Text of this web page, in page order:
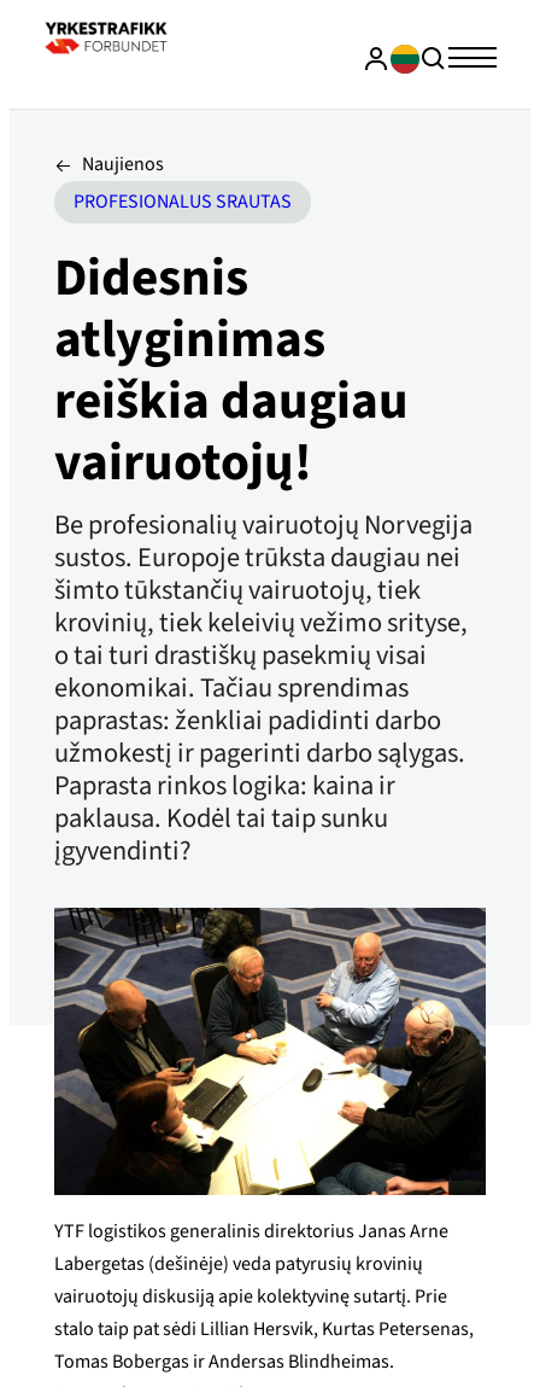
Naujienos
PROFESIONALUS SRAUTAS
Didesnis
atlyginimas
reiškia daugiau
vairuotojų!
Be profesionalių vairuotojų Norvegija
sustos. Europoje trūksta daugiau nei
šimto tūkstančių vairuotojų, tiek
krovinių, tiek keleivių vežimo srityse,
o tai turi drastiškų pasekmių visai
ekonomikai. Tačiau sprendimas
paprastas: ženkliai padidinti darbo
užmokestį ir pagerinti darbo sąlygas.
Paprasta rinkos logika: kaina ir
paklausa. Kodėl tai taip sunku
įgyvendinti?
YTF logistikos generalinis direktorius Janas Arne
Labergetas (dešinėje) veda patyrusių krovinių
vairuotojų diskusiją apie kolektyvinę sutartį. Prie
stalo taip pat sėdi Lillian Hersvik, Kurtas Petersenas,
Tomas Bobergas ir Andersas Blindheimas.